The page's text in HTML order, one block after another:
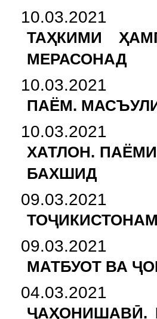
10.03.2021
ТАҲКИМИ
МЕРАСОНАД
10.03.2021
ПАЁМ.
10.03.2021
ХАТЛОН.
БАХШИД
09.03.2021
09.03.2021
МАТБУОТ ВА
04.03.2021
ҶАҲОНИШАВӢ.